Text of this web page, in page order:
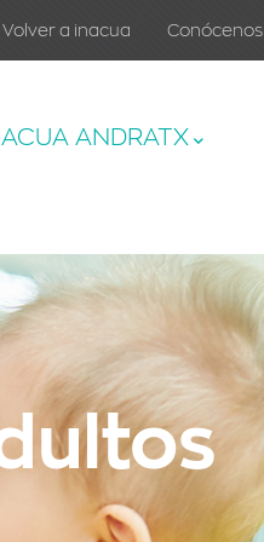
Volver a inacua Conócenos
ANDRATX